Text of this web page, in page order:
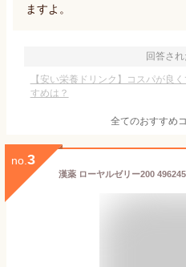
ますよ。
回答さ
【安い栄養ドリンク】コスパが良
すめは？
全てのおすすめ
no. 3